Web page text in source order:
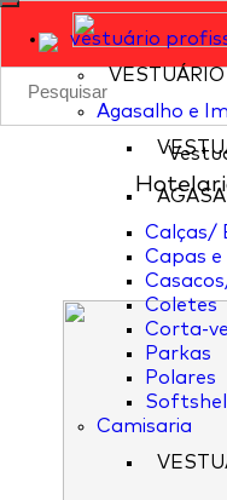
vestuário
Agasalho e
Calças/
Capas
Coletes
Corta-
Parkas
Polares
Camisaria